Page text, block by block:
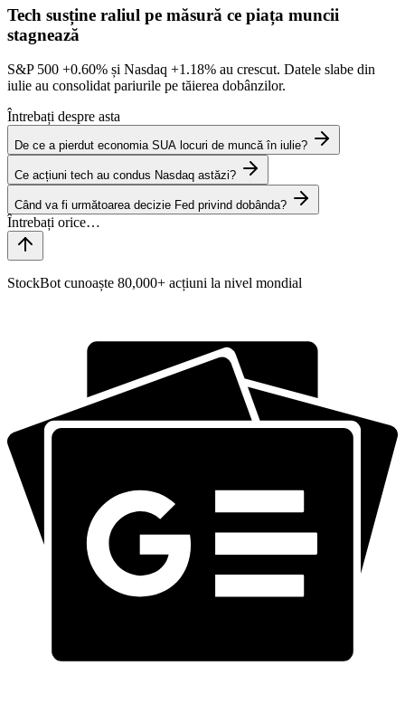
Tech susține raliul pe măsură ce piața muncii
stagnează
S&P 500 +0.60% și Nasdaq +1.18% au crescut. Datele slabe din
iulie au consolidat pariurile pe tăierea dobânzilor.
Întrebați despre asta
De ce a pierdut economia SUA locuri de muncă în iulie?
Ce acțiuni tech au condus Nasdaq astăzi?
Când va fi următoarea decizie Fed privind dobânda?
StockBot cunoaște 80,000+ acțiuni la nivel mondial